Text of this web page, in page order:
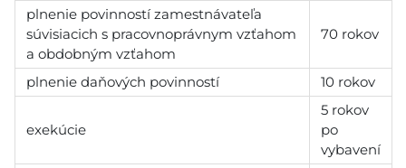
plnenie povinností zamestnávateľa
súvisiacich s pracovnoprávnym vzťahom
a obdobným vzťahom
70 rokov
plnenie daňových povinností 10 rokov
exekúcie
5 rokov
po
vybavení